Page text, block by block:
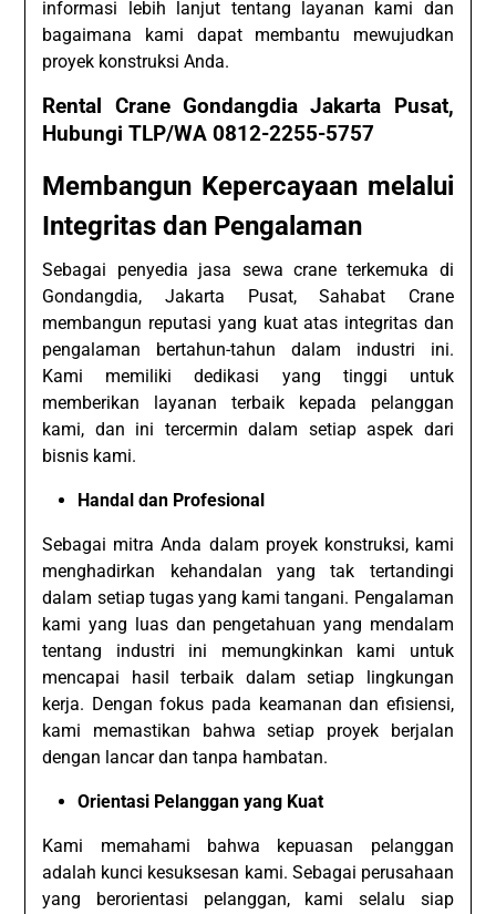
informasi lebih lanjut tentang layanan kami dan
bagaimana kami dapat membantu mewujudkan
proyek konstruksi Anda.
Rental Crane Gondangdia Jakarta Pusat,
Hubungi TLP/WA 0812-2255-5757
Membangun Kepercayaan melalui
Integritas dan Pengalaman
Sebagai penyedia jasa sewa crane terkemuka di
Gondangdia, Jakarta Pusat, Sahabat Crane
membangun reputasi yang kuat atas integritas dan
pengalaman bertahun-tahun dalam industri ini.
Kami memiliki dedikasi yang tinggi untuk
memberikan layanan terbaik kepada pelanggan
kami, dan ini tercermin dalam setiap aspek dari
bisnis kami.
Handal dan Profesional
Sebagai mitra Anda dalam proyek konstruksi, kami
menghadirkan kehandalan yang tak tertandingi
dalam setiap tugas yang kami tangani. Pengalaman
kami yang luas dan pengetahuan yang mendalam
tentang industri ini memungkinkan kami untuk
mencapai hasil terbaik dalam setiap lingkungan
kerja. Dengan fokus pada keamanan dan efisiensi,
kami memastikan bahwa setiap proyek berjalan
dengan lancar dan tanpa hambatan.
Orientasi Pelanggan yang Kuat
Kami memahami bahwa kepuasan pelanggan
adalah kunci kesuksesan kami. Sebagai perusahaan
yang berorientasi pelanggan, kami selalu siap